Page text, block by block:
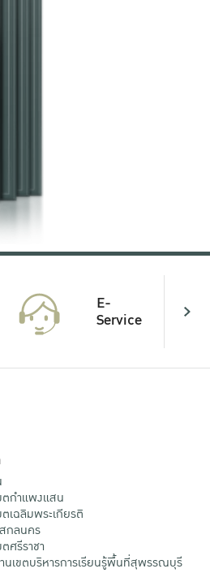
E-
Service
ตกําแพงแสน
เฉลิมพระเกียรติ
กลนคร
ศรีราชา
นเขตบริหารการเรียนรู้พื้นที่สุพรรณบุรี